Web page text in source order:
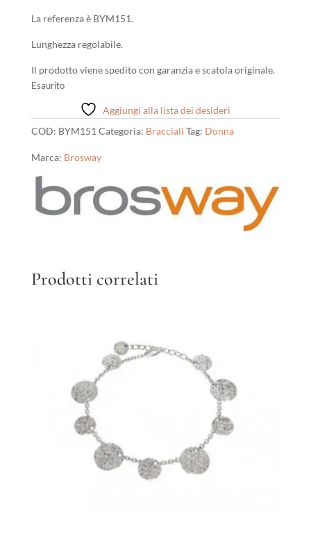
La referenza è BYM151.
Lunghezza regolabile.
Il prodotto viene spedito con garanzia e scatola originale.
Esaurito
Aggiungi alla lista dei desideri
COD: BYM151 Categoria: Bracciali Tag: Donna
Marca: Brosway
Prodotti correlati